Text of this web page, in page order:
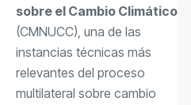
sobre el Cambio Climático
(CMNUCC), una de las
instancias técnicas más
relevantes del proceso
multilateral sobre cambio